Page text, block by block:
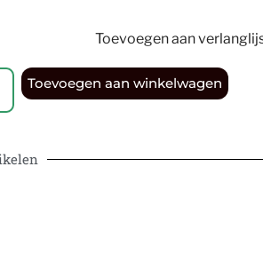
Toevoegen aan
Toevoegen aan winkelwagen